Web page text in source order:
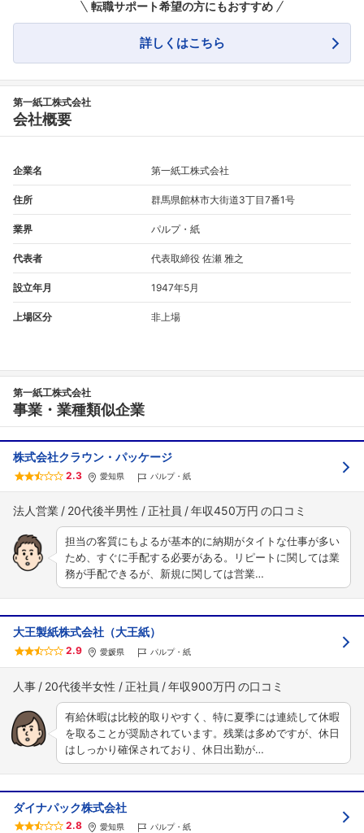
こちらの企業もフォローしませんか？
転職サポート希望の方にもおすすめ
詳しくはこちら
第一紙工株式会社
会社概要
企業名 第一紙工株式会社
住所 群馬県館林市大街道3丁目7番1号
業界 パルプ・紙
代表者 代表取締役 佐瀬 雅之
設立年月 1947年5月
上場区分 非上場
第一紙工株式会社
事業・業種類似企業
株式会社クラウン・パッケージ
2.3 愛知県 パルプ・紙
法人営業 20代後半男性 正社員 年収450万円
担当の客質にもよるが基本的に納期がタイトな仕事が多い
ため、すぐに手配する必要がある。リピートに関しては業
務が手配できるが、新規に関しては営業…
大王製紙株式会社（大王紙）
2.9 愛媛県 パルプ・紙
人事 20代後半女性 正社員 年収900万円
有給休暇は比較的取りやすく、特に夏季には連続して休暇
を取ることが奨励されています。残業は多めですが、休日
はしっかり確保されており、休日出勤が…
ダイナパック株式会社
2.8 愛知県 パルプ・紙